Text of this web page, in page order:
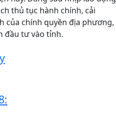
thủ tục hành chính, cải
của chính quyền địa phương,
đầu tư vào tỉnh.